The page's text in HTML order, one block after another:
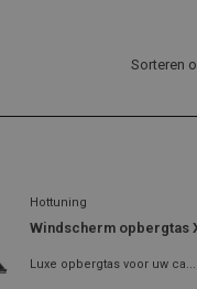
Sorteren
Hottuning
Windscherm opbergtas
Luxe opbergtas voor uw ca...